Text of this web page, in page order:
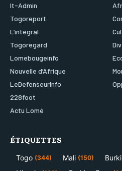
It-Admin
Togoreport
L’integral
Togoregard
Lomebougeinfo
Nouvelle d’Afrique
LeDefenseurInfo
228foot
Actu Lomé
ÉTIQUETTES
Togo (344) Mali (150)